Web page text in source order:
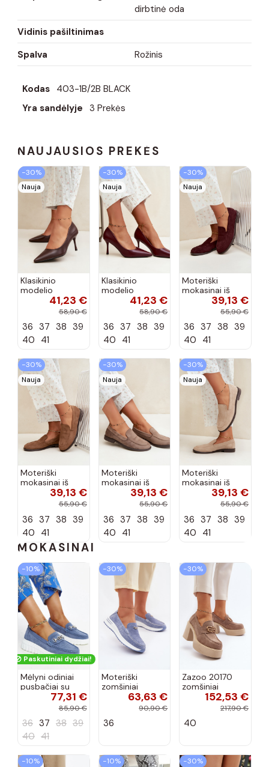
dirbtinė oda
Vidinis pašiltinimas
Spalva
Rožinis
Kodas
403-1B/2B BLACK
Yra sandėlyje 3 Prekės
NAUJAUSIOS PREKĖS
−30%
Nauja
Klasikinio
modelio
aukštakulniai
šokolado
spalvos Nesha
41,23 €
58,90 €
36 37 38 39
40 41
−30%
Nauja
Klasikinio
modelio
aukštakulniai
bordo spalvos
Nesha
41,23 €
58,90 €
36 37 38 39
40 41
−30%
Nauja
Moteriški
mokasinai iš
dirbtinės
zomšos, bordo
39,13 €
55,90 €
36 37 38 39
40 41
−30%
Nauja
Moteriški
mokasinai iš
dirbtinės
zomšos, rudos
39,13 €
55,90 €
36 37 38 39
40 41
−30%
Nauja
Moteriški
mokasinai iš
dirbtinės
zomšos, molio
39,13 €
55,90 €
36 37 38 39
40 41
−30%
Nauja
Moteriški
mokasinai iš
dirbtinės
zomšos, smėlio
39,13 €
55,90 €
36 37 38 39
40 41
MOKASINAI
−10%
Paskutiniai dydžiai!
Mėlyni odiniai
pusbačiai su
dekoratyvine
sagtimi Taija
77,31 €
85,90 €
36 37 38 39
40 41
−30%
Moteriški
zomšiniai
mokasinai
Demela mėlynos
63,63 €
90,90 €
36
−30%
Zazoo 20170
zomšiniai
bateliai su
kulniukais smėlio
152,53 €
217,90 €
40
−10% −10% −30%